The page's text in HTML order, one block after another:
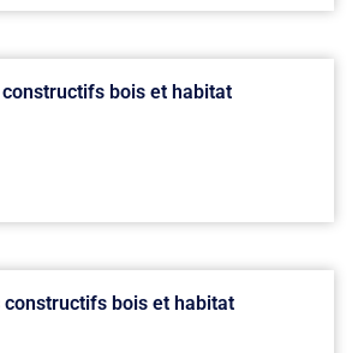
bois et habitat
constructifs bois et habitat